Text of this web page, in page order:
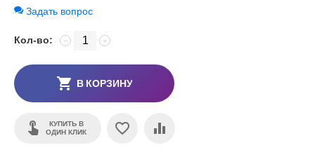
Задать вопрос
Кол-во: +
−
В КОРЗИНУ
КУПИТЬ В
ОДИН КЛИК